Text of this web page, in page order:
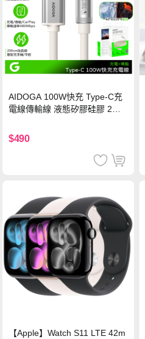
AIDOGA 100W快充 Type-C充
電線傳輸線 液態矽膠硅膠 2M
$490
【Apple】Watch S11 LTE 42m